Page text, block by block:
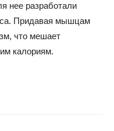
нее разработали
Придавая мышцам
что мешает
калориям.